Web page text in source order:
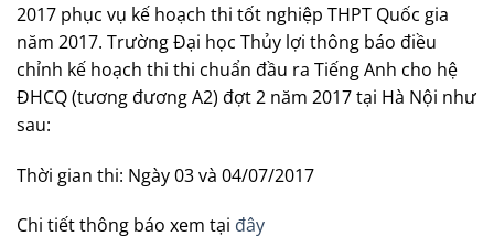
2017 phục vụ kế hoạch thi tốt nghiệp THPT Quốc gia
năm 2017. Trường Đại học Thủy lợi thông báo điều
chỉnh kế hoạch thi thi chuẩn đầu ra Tiếng Anh cho hệ
ĐHCQ (tương đương A2) đợt 2 năm 2017 tại Hà Nội như
sau:
Thời gian thi: Ngày 03 và 04/07/2017
Chi tiết thông báo xem tại đây